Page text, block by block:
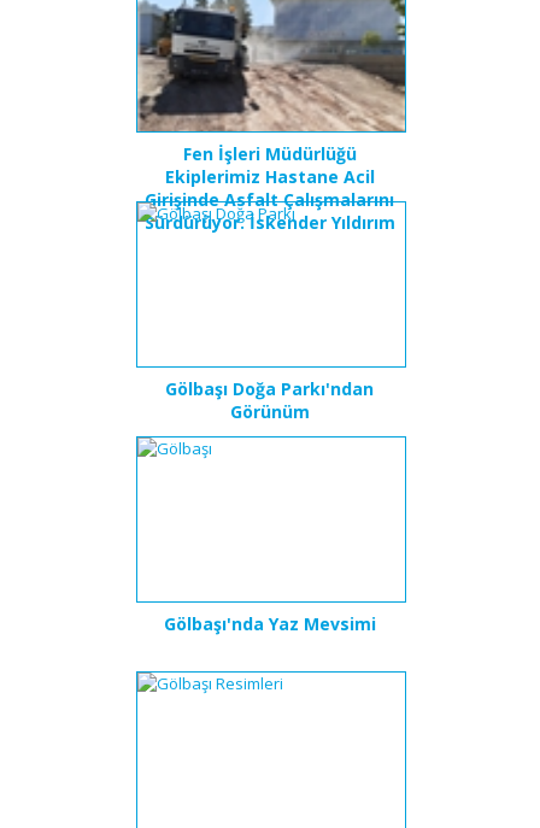
Fen İşleri Müdürlüğü
Ekiplerimiz Hastane Acil
Girişinde Asfalt Çalışmalarını
Sürdürüyor. İskender Yıldırım
Gölbaşı Doğa Parkı'ndan
Görünüm
Gölbaşı'nda Yaz Mevsimi